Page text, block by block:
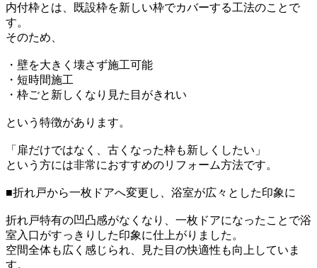
内付枠とは、既設枠を新しい枠でカバーする工法のことで
す。
そのため、
・壁を大きく壊さず施工可能
・短時間施工
・枠ごと新しくなり見た目がきれい
という特徴があります。
「扉だけではなく、古くなった枠も新しくしたい」
という方には非常におすすめのリフォーム方法です。
■折れ戸から一枚ドアへ変更し、浴室が広々とした印象に
折れ戸特有の凹凸感がなくなり、一枚ドアになったことで浴
室入口がすっきりした印象に仕上がりました。
空間全体も広く感じられ、見た目の快適性も向上していま
す。